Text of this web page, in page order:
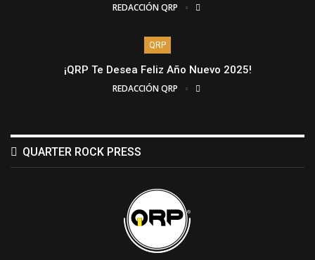
REDACCIÓN QRP
QRP
¡QRP Te Desea Feliz Año Nuevo 2025!
REDACCIÓN QRP
QUARTER ROCK PRESS